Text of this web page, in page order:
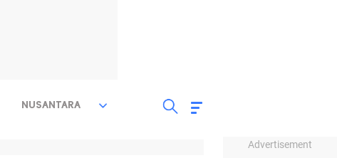
Advertisement
NUSANTARA